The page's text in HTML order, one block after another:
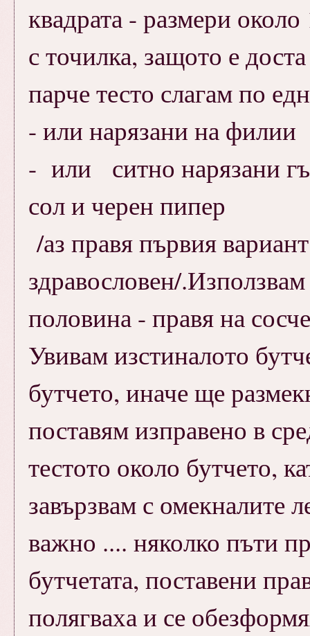
квадрата - размери
с точилка, защото е
парче тесто слагам по
- или нарязани на
- или ситно нарязани
сол и черен пипер
/аз правя първия
здравословен/
половина - правя на
Увивам изстиналото
бутчето, иначе ще
поставям изправено в
тестото около бутчето,
завързвам с омекналите
важно .... няколко пъти
бутчетата, поставени
полягваха и се